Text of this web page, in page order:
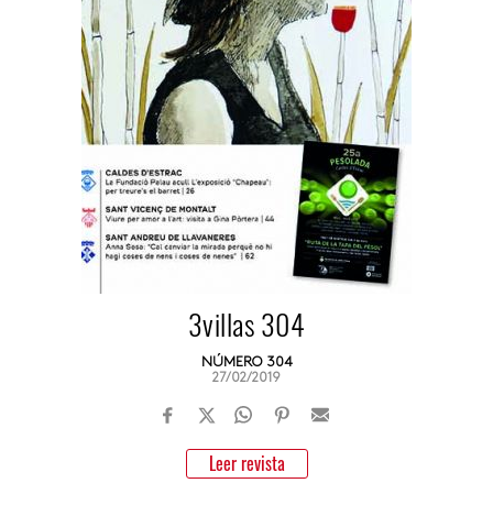
3villas 304
NÚMERO 304
27/02/2019
Leer revista